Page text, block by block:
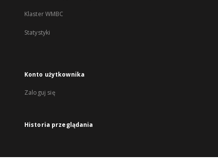
Klaster WMBC
Statystyki
Konto użytkownika
Zaloguj się
Historia przeglądania